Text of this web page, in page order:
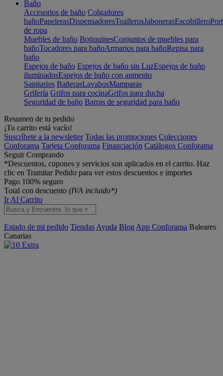
Baño
Accesorios de baño Colgadores
bañoPapelerasDispensadoresToallerosJabonerasEscobillero
de ropa
Muebles de baño BotiquinesConjuntos de muebles para
bañoTocadores para bañoArmarios para bañoRepisa para
baño
Espejos de baño Espejos de baño sin LuzEspejos de baño
iluminadosEspejos de baño con aumento
Sanitarios BañerasLavabosMamparas
Grifería Grifos para cocinaGrifos para ducha
Seguridad de baño Barras de seguridad para baño
Resumen de tu pedido
¡Tu carrito está vacío!
Suscríbete a la newsletter Todas las promociones Colecciones
Conforama Tarjeta Conforama Financiación Catálogos Conforama
Seguir Comprando
*Descuentos, cupones y servicios son aplicados en el carrito. Haz
clic en Tramitar Pedido para ver estos descuentos e importes
Pago 100% seguro
Total con descuento (IVA incluido*)
Ir Al Carrito
Estado de mi pedido Tiendas Ayuda Blog App Conforama Baleares
Canarias